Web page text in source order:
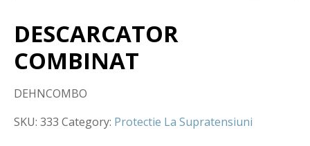
DESCARCATOR
COMBINAT
DEHNCOMBO
SKU: 333 Category: Protectie La Supratensiuni